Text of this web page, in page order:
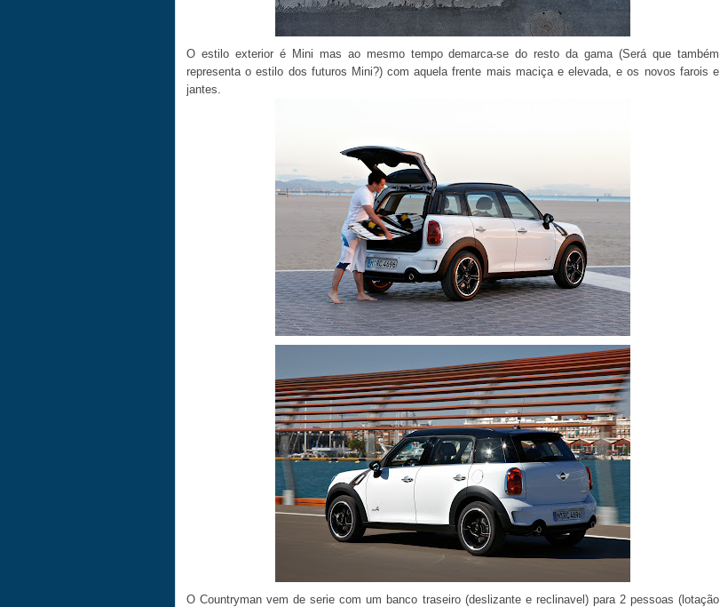
O estilo exterior é Mini mas ao mesmo tempo demarca-se do resto da gama (Será que também
representa o estilo dos futuros Mini?) com aquela frente mais maciça e elevada, e os novos farois e
jantes.
O Countryman vem de serie com um banco traseiro (deslizante e reclinavel) para 2 pessoas (lotação